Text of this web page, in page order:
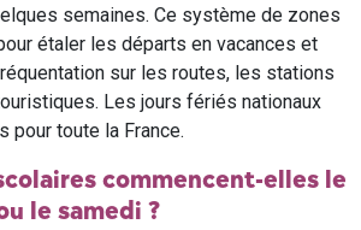
semaines. Ce système de zones
étaler les départs en vacances et
sur les routes, les stations
Les jours fériés nationaux
pour toute la France.
commencent-elles le
le samedi ?